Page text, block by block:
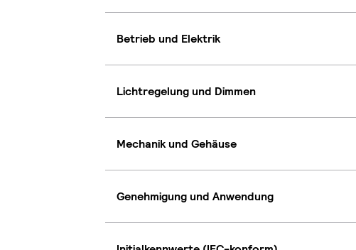
Betrieb und Elektrik
Lichtregelung und Dimmen
Mechanik und Gehäuse
Genehmigung und Anwendung